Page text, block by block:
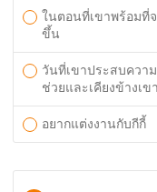
ในตอนที่เขาพร้อมที่
ขึ้น
วันที่เขาประสบควา
ช่วยและเคียงข้างเข
อยากแต่งงานกับกีกี้